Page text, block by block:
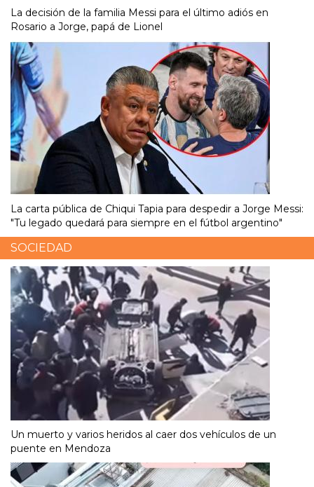
La decisión de la familia Messi para el último adiós en
Rosario a Jorge, papá de Lionel
La carta pública de Chiqui Tapia para despedir a Jorge Messi:
"Tu legado quedará para siempre en el fútbol argentino"
SOCIEDAD
Un muerto y varios heridos al caer dos vehículos de un
puente en Mendoza